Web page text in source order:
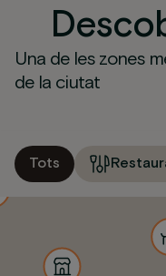
Una de les zones
de la ciutat
Tots